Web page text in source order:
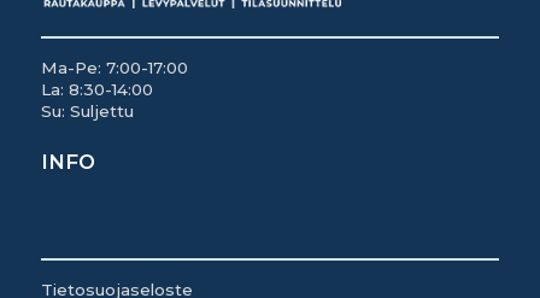
Ma-Pe: 7:00-17:00
La: 8:30-14:00
Su: Suljettu
INFO
Tietosuojaseloste